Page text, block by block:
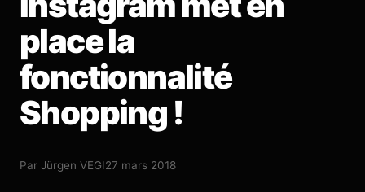
place la
fonctionnalité
Shopping !
Par Jürgen VEGI27 mars 2018